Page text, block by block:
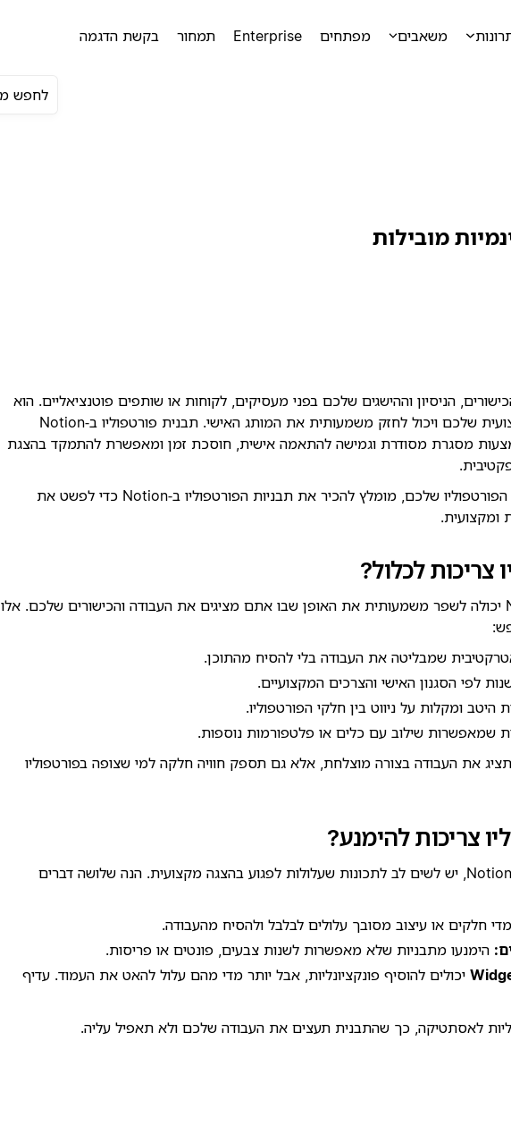
משאבים מפתחים Enterprise תמחור בקשת הדגמה
מובילות
הניסיון וההישגים שלכם בפני מעסיקים, לקוחות או שותפים פוטנציאליים. הוא
מהווה ייצוג חזותי של הדרך המקצועית שלכם ויכול לחזק משמעותית את המותג האישי. תבנית פורטפוליו ב‑Notion
מסגרת מסודרת וגמישה להתאמה אישית, חוסכת זמן ומאפשרת להתמקד בהצגת
לפני שאתם מתחילים לבנות את הפורטפוליו שלכם, מומלץ להכיר את תבניות הפורטפוליו ב‑Notion כדי לפשט את
ומקצועית.
צריכות לכלול?
בחירת התבנית הנכונה ב‑Notion יכולה לשפר משמעותית את האופן שבו אתם מציגים את העבודה והכישורים שלכם. אלו
שמבליטה את העבודה בלי להסיח מהתוכן.
לפי הסגנון האישי והצרכים המקצועיים.
היטב ומקלות על ניווט בין חלקי הפורטפוליו.
שמאפשרות שילוב עם כלים או פלטפורמות נוספות.
את העבודה בצורה מוצלחת, אלא גם תספק חוויה חלקה למי שצופה בפורטפוליו
צריכות להימנע?
בעת בחירת תבנית פורטפוליו ב‑Notion, יש לשים לב לתכונות שעלולות לפגוע בהצגה מקצועית. הנה שלושה דברים
חלקים או עיצוב מסובך עלולים לבלבל ולהסיח מהעבודה.
הימנעו מתבניות שלא מאפשרות לשנות צבעים, פונטים או פריסות.
Widgets יכולים להוסיף פונקציונליות, אבל יותר מדי מהם עלול להאט את העמוד. עדיף
לאסתטיקה, כך שהתבנית תעצים את העבודה שלכם ולא תאפיל עליה.